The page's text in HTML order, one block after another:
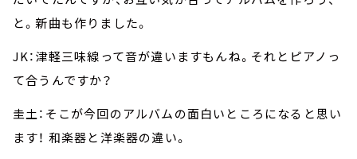
と。新曲も作りました。
JK：津軽三味線って音が違いますもんね。それとピアノっ
て合うんですか？
圭土：そこが今回のアルバムの面白いところになると思い
ます！ 和楽器と洋楽器の違い。